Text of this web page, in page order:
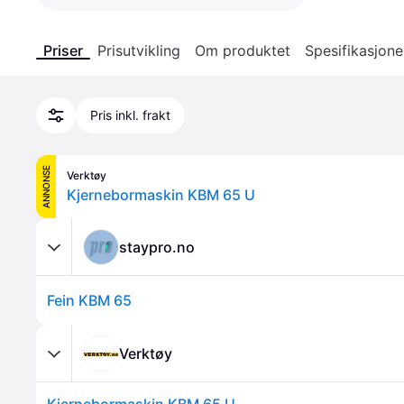
Priser Prisutvikling Om produktet
Pris inkl. frakt
ANNONSE Verktøy
Kjernebormaskin KBM 65 U
staypro.no
Fein KBM 65
Verktøy